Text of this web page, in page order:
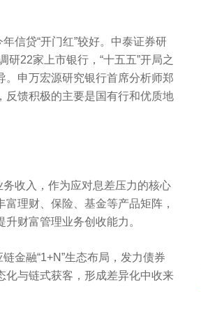
信贷“开门红”较好。中泰证券研
22家上市银行，“十五五”开局之
申万宏源研究银行首席分析师郑
反馈积极的主要是国有行和优质地
收入，作为应对息差压力的核心
理财、保险、基金等产品矩阵，
财富管理业务创收能力。
金融“1+N”生态布局，发力债券
化与链式获客，形成差异化中收来